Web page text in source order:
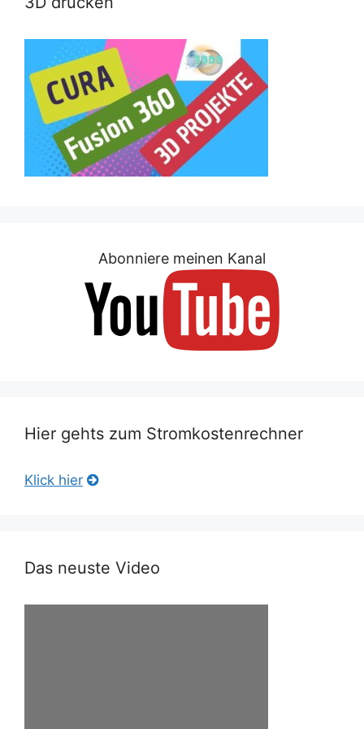
Abonniere meinen Kanal
Hier gehts zum Stromkostenrechner
Klick hier
Das neuste Video